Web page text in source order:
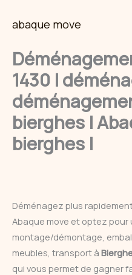
abaque move
1430 |
bierghes |
bierghes |
Déménagez plus
Abaque move et optez pour
montage/démontage,
meubles, transport à
qui vous permet de gagner